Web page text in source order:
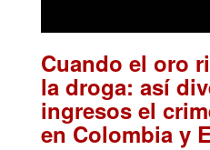
Cuando el oro
la droga: así
ingresos el
en Colombia y